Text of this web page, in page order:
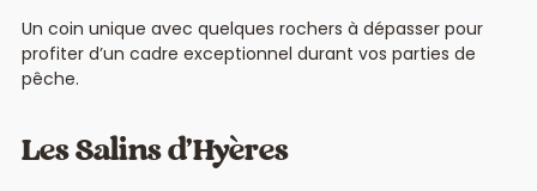
Un coin unique avec quelques rochers à dépasser pour
profiter d’un cadre exceptionnel durant vos parties de
pêche.
Les Salins d’Hyères